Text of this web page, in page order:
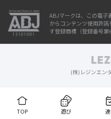
TOP 遊び
ABJマークは、この電子
からコンテンツ使用許
す登録商標（登録番号第
(株)レジンエン